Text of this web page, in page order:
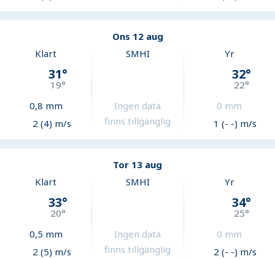
Ons 12 aug
Klart
31°
19°
0,8 mm
2 (4) m/s
SMHI
Ingen data
finns tillgänglig
Yr
32°
22°
0 mm
1 (- -) m/s
Tor 13 aug
Klart
33°
20°
0,5 mm
2 (5) m/s
SMHI
Ingen data
finns tillgänglig
Yr
34°
25°
0 mm
2 (- -) m/s